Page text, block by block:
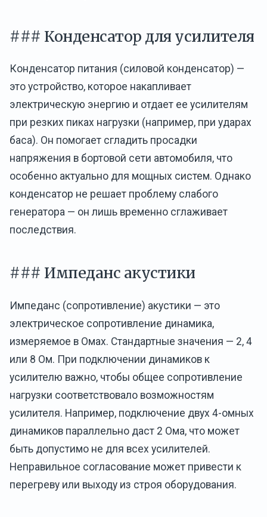
### Конденсатор для усилителя
Конденсатор питания (силовой конденсатор) —
это устройство, которое накапливает
электрическую энергию и отдает ее усилителям
при резких пиках нагрузки (например, при ударах
баса). Он помогает сгладить просадки
напряжения в бортовой сети автомобиля, что
особенно актуально для мощных систем. Однако
конденсатор не решает проблему слабого
генератора — он лишь временно сглаживает
последствия.
### Импеданс акустики
Импеданс (сопротивление) акустики — это
электрическое сопротивление динамика,
измеряемое в Омах. Стандартные значения — 2, 4
или 8 Ом. При подключении динамиков к
усилителю важно, чтобы общее сопротивление
нагрузки соответствовало возможностям
усилителя. Например, подключение двух 4-омных
динамиков параллельно даст 2 Ома, что может
быть допустимо не для всех усилителей.
Неправильное согласование может привести к
перегреву или выходу из строя оборудования.